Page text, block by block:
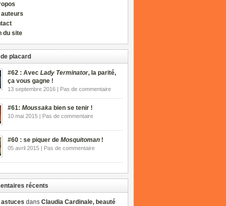
auteurs
du site
placard
#62 : Avec Lady Terminator, la parité,
ça vous gagne !
13 septembre 2016 | Pas de commentaire
#61: Moussaka bien se tenir !
10 mai 2015 | Pas de commentaire
#60 : se piquer de Mosquitoman !
05 avril 2015 | Pas de commentaire
récents
astuces dans Claudia Cardinale, beauté